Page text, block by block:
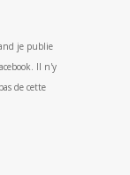
je publie
Il n'y
de cette